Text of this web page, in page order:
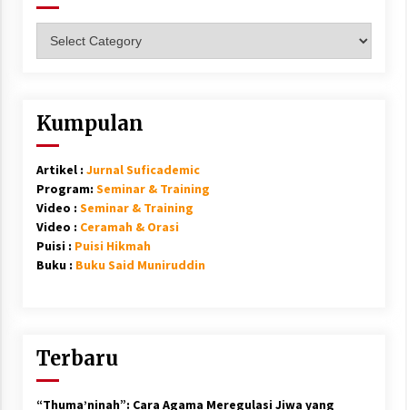
Kumpulan
Artikel : Jurnal Suficademic
Program: Seminar & Training
Video : Seminar & Training
Video : Ceramah & Orasi
Puisi : Puisi Hikmah
Buku : Buku Said Muniruddin
Terbaru
“Thuma’ninah”: Cara Agama Meregulasi Jiwa yang